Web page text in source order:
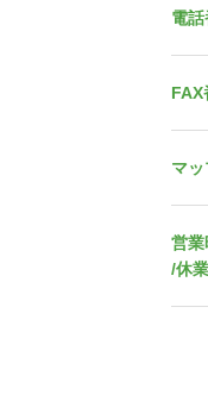
電
FAX
マ
営業
/休